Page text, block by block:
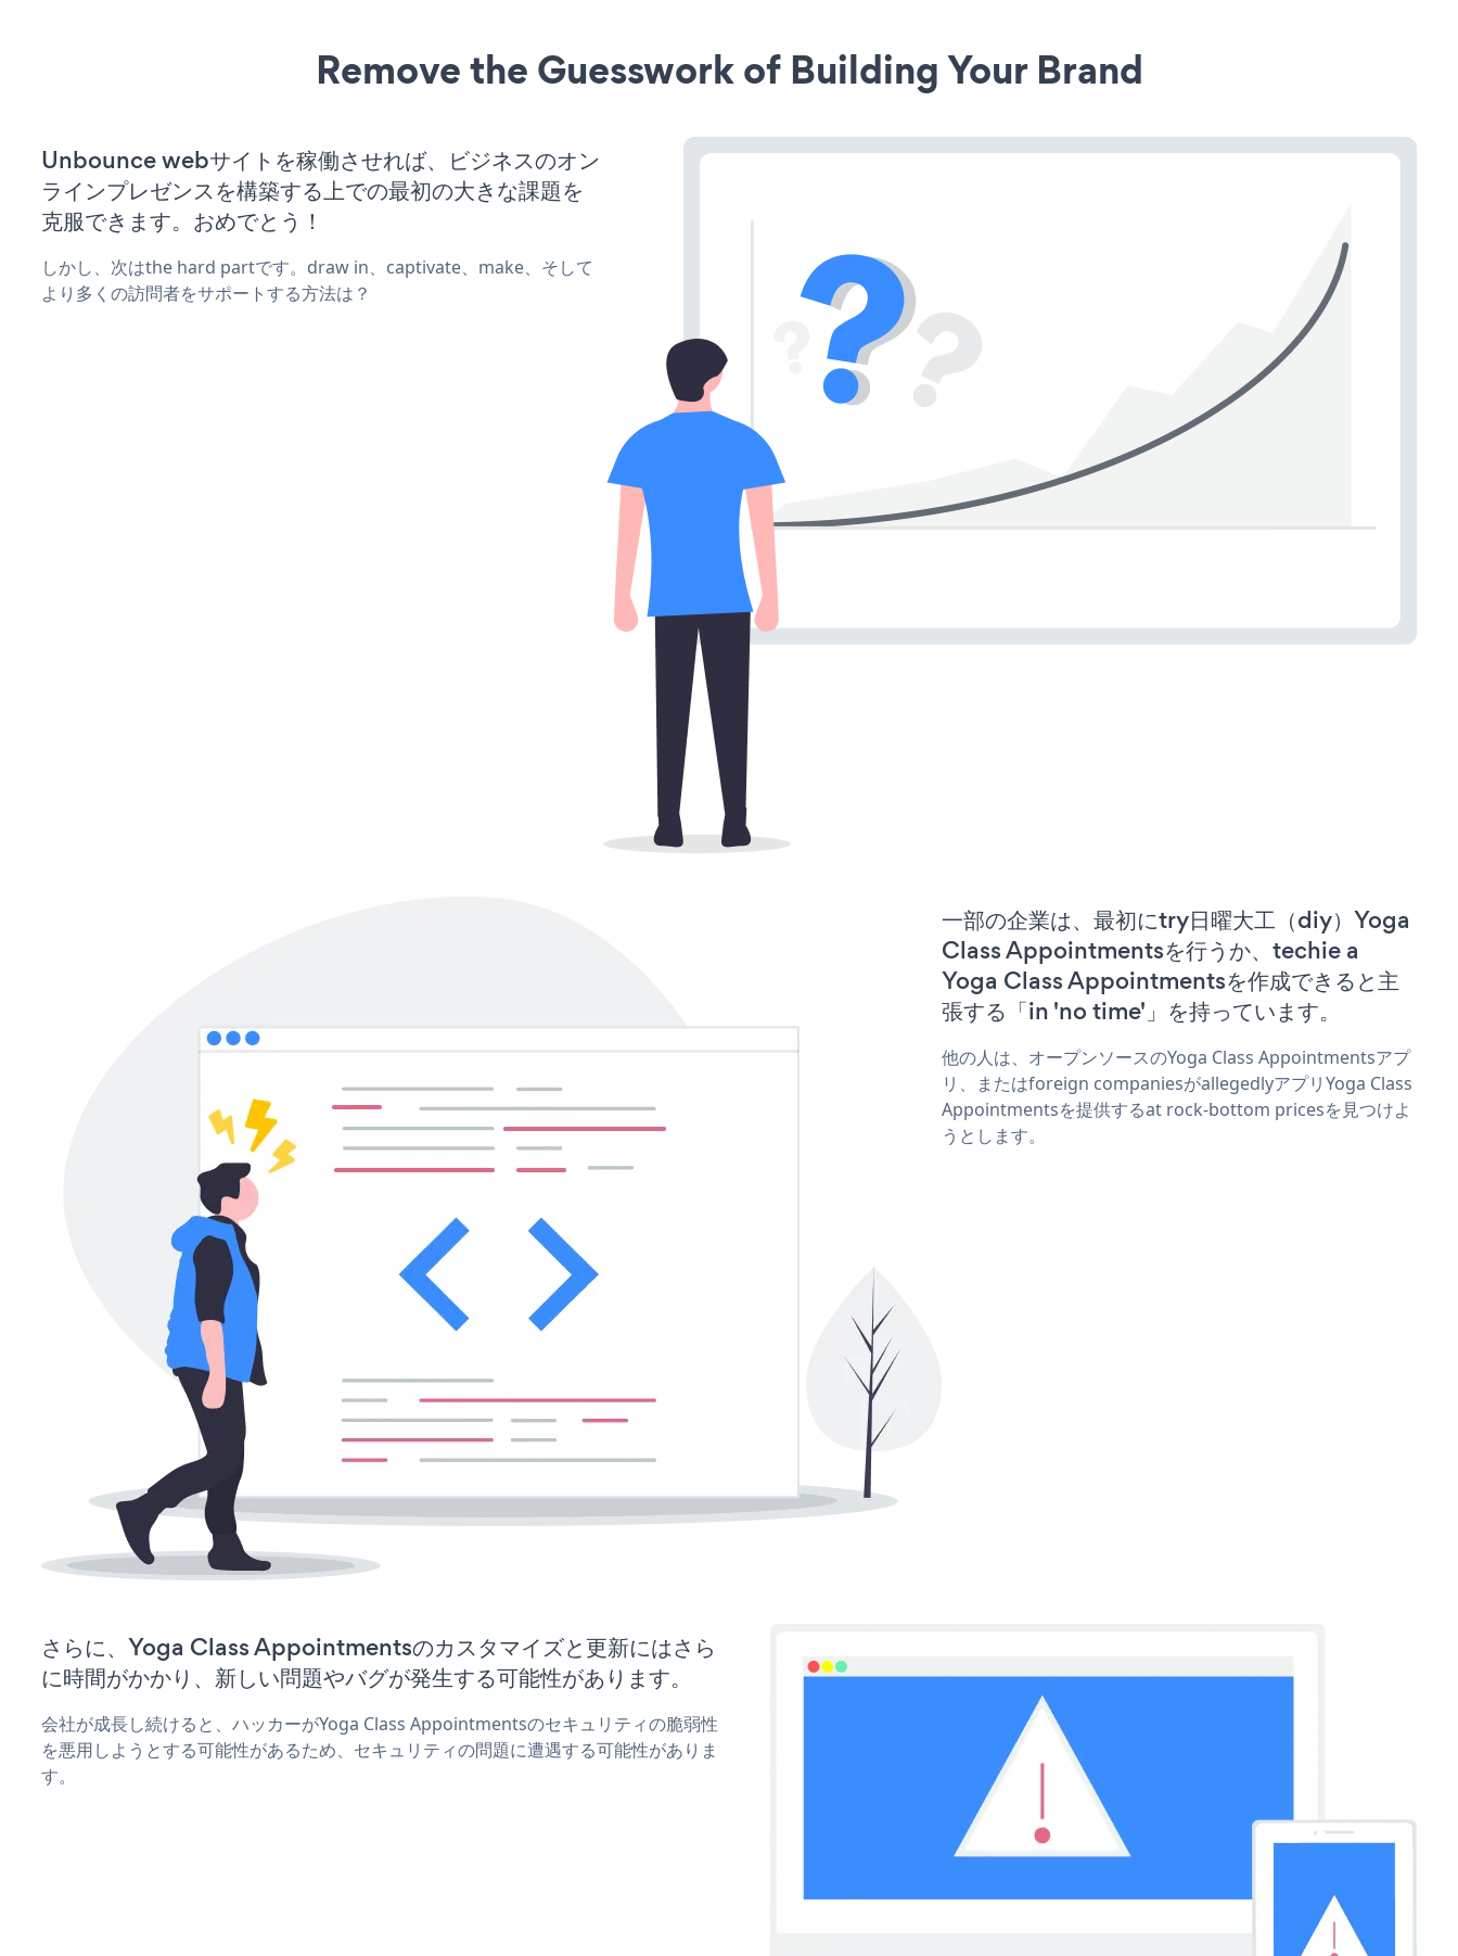
Remove the Guesswork of Building Your Brand
Unbounce webサイトを稼働させれば、ビジネスのオン
ラインプレゼンスを構築する上での最初の大きな課題を
克服できます。おめでとう！
しかし、次はthe hard partです。draw in、captivate、make、そして
より多くの訪問者をサポートする方法は？
一部の企業は、最初にtry日曜大工（diy）Yoga
Class Appointmentsを行うか、techie a
Yoga Class Appointmentsを作成できると主
張する「in 'no time'」を持っています。
他の人は、オープンソースのYoga Class Appointmentsアプ
リ、またはforeign companiesがallegedlyアプリYoga Class
Appointmentsを提供するat rock-bottom pricesを見つけよ
うとします。
さらに、Yoga Class Appointmentsのカスタマイズと更新にはさら
に時間がかかり、新しい問題やバグが発生する可能性があります。
会社が成長し続けると、ハッカーがYoga Class Appointmentsのセキュリティの脆弱性
を悪用しようとする可能性があるため、セキュリティの問題に遭遇する可能性がありま
す。